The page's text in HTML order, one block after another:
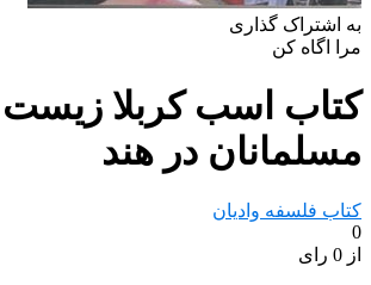
به اشتراک گذاری
مرا اگاه کن
کتاب اسب کربلا
مسلمانان در هند
کتاب فلسفه وادیان
0
از 0 رای